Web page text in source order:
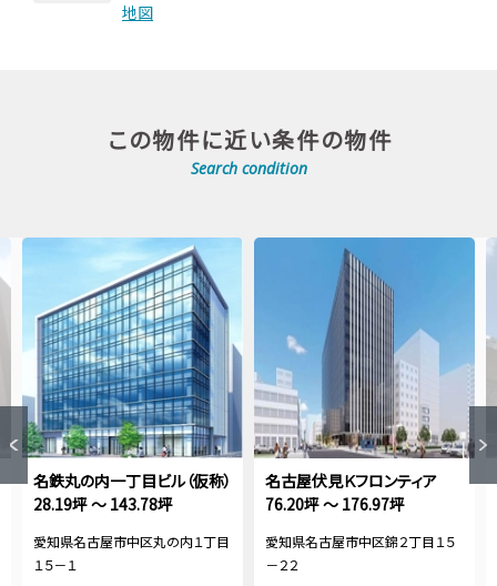
地図
この物件に近い条件の物件
Search condition
名鉄丸の内一丁目ビル（仮称）
28.19坪 ～ 143.78坪
愛知県名古屋市中区丸の内１丁目
１５－１
名古屋伏見Ｋフロンティア
76.20坪 ～ 176.97坪
愛知県名古屋市中区錦２丁目１５
－２２